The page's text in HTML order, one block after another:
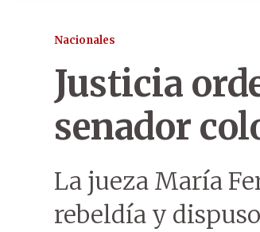
Nacionales
Justicia
senador
La jueza María
rebeldía y